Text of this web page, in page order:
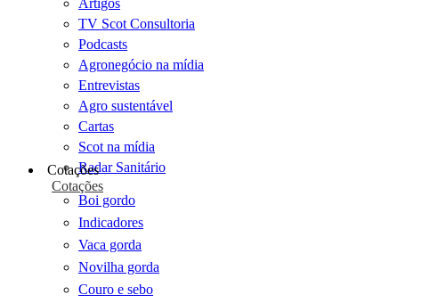
Artigos
TV Scot Consultoria
Podcasts
Agronegócio na mídia
Entrevistas
Agro sustentável
Cartas
Scot na mídia
Radar Sanitário
Cotações
Cotações
Boi gordo
Indicadores
Vaca gorda
Novilha gorda
Couro e sebo